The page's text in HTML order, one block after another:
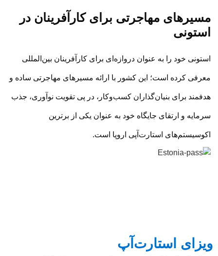
مسیرهای مهاجرتی برای کارآفرینان در
استونی
استونی خود را به عنوان دروازه‌ای برای کارآفرینان بین‌المللی
معرفی کرده است؛ این کشور با ارائه مسیرهای مهاجرتی ساده و
هدفمند برای بنیان‌گذاران کسب‌وکار، در پی تقویت نوآوری، جذب
سرمایه و ارتقای جایگاه خود به عنوان یکی از برترین
اکوسیستم‌های استارت‌آپی اروپا است.
ویزای استارت‌آپ